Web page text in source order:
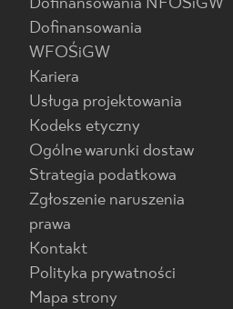
Dofinansowania NFOŚiGW
Dofinansowania
WFOŚiGW
Kariera
Usługa projektowania
Kodeks etyczny
Ogólne warunki dostaw
Strategia podatkowa
Zgłoszenie naruszenia
prawa
Kontakt
Polityka prywatności
Mapa strony